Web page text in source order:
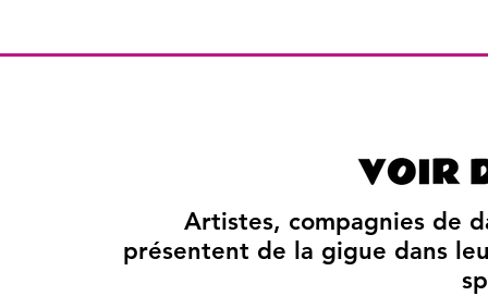
Artistes, compagnies de
présentent de la gigue dans